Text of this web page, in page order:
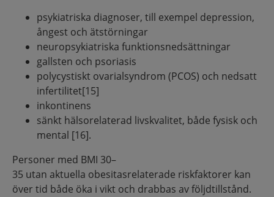
psykiatriska diagnoser, till exempel depression,
ångest och ätstörningar
neuropsykiatriska funktionsnedsättningar
gallsten och psoriasis
polycystiskt ovarialsyndrom (PCOS) och nedsatt
infertilitet[15]
inkontinens
sänkt hälsorelaterad livskvalitet, både fysisk och
mental [16].
Personer med BMI 30–
35 utan aktuella obesitasrelaterade riskfaktorer kan
över tid både öka i vikt och drabbas av följdtillstånd.